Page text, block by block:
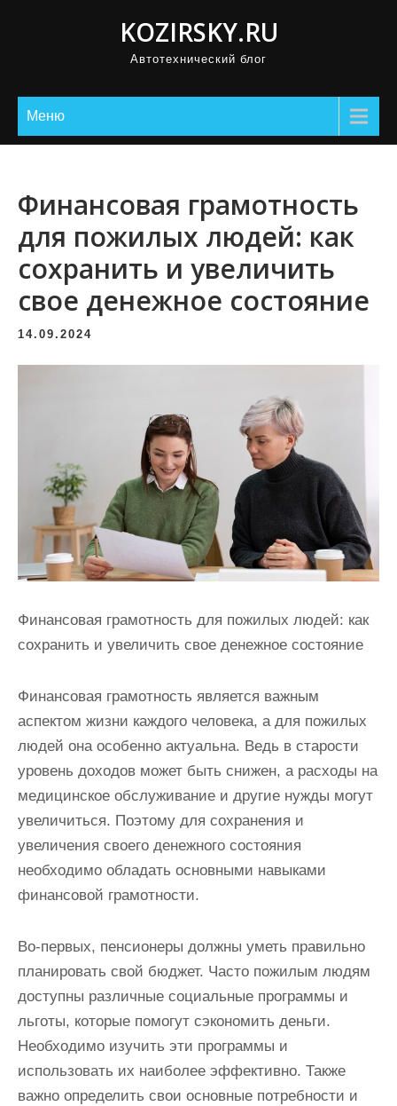
KOZIRSKY.RU
Автотехнический блог
Меню
Финансовая грамотность
для пожилых людей: как
сохранить и увеличить
свое денежное состояние
14.09.2024
Финансовая грамотность для пожилых людей: как
сохранить и увеличить свое денежное состояние
Финансовая грамотность является важным
аспектом жизни каждого человека, а для пожилых
людей она особенно актуальна. Ведь в старости
уровень доходов может быть снижен, а расходы на
медицинское обслуживание и другие нужды могут
увеличиться. Поэтому для сохранения и
увеличения своего денежного состояния
необходимо обладать основными навыками
финансовой грамотности.
Во-первых, пенсионеры должны уметь правильно
планировать свой бюджет. Часто пожилым людям
доступны различные социальные программы и
льготы, которые помогут сэкономить деньги.
Необходимо изучить эти программы и
использовать их наиболее эффективно. Также
важно определить свои основные потребности и